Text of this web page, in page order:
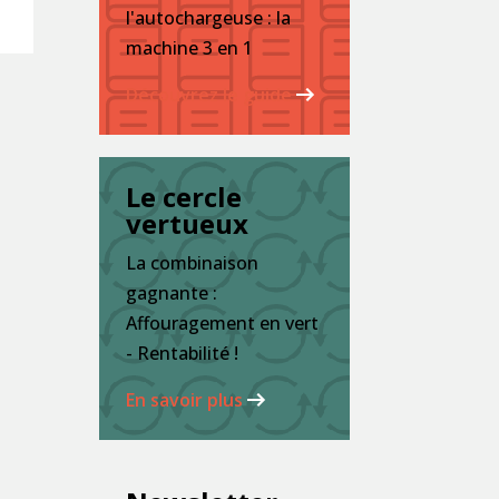
l'autochargeuse : la
machine 3 en 1
Découvrez le guide
Le cercle
vertueux
La combinaison
gagnante :
Affouragement en vert
- Rentabilité !
En savoir plus